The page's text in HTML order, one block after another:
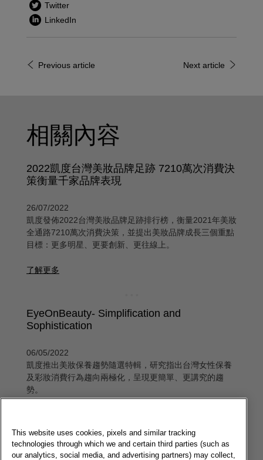
Twitter
LinkedIn
Previous article Next article
相關內容
2022凱度台灣美妝品牌足跡 7210萬次消費決
策衡量千家品牌表現
26/07/2022
凱度發佈2022台灣美妝品牌足跡排行榜，衡量2021年美妝
全通路7210萬次消費決策，並提出美妝品牌成長三個重點
目標：更多明星、更要創新、更往線上。
了解更多
EyeOnBeauty- Simplification and
Sophistication
06/05/2022
凱度推出美妝保養趨勢隨選特輯，研究指出台灣女性保養
及彩妝消費行為趨向兩極化，呈現更簡單、更講究的趨
勢。
This website uses cookies, pixels and similar tracking
technologies through which we and certain third parties (such as
our analytics, social media, and advertising partners) may collect,